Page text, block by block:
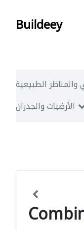
Buildeey
والمناظر الطبيعية
الأرضيات والجدران